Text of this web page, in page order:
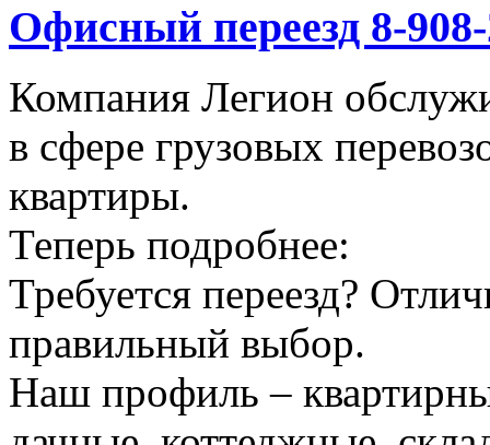
Офисный переезд 8-
Компания Легион
в сфере грузовых
квартиры.
Теперь подробнее:
Требуется переезд?
правильный выбор.
Наш профиль –